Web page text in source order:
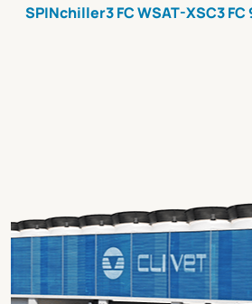
SPINchiller3 FC WSAT-XSC3